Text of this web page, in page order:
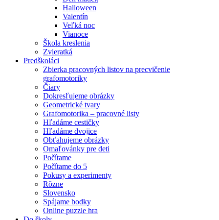
Halloween
Valentín
Veľká noc
Vianoce
Škola kreslenia
Zvieratká
Predškoláci
Zbierka pracovných listov na precvičenie
grafomotoriky
Čiary
Dokresľujeme obrázky
Geometrické tvary
Grafomotorika – pracovné listy
Hľadáme cestičky
Hľadáme dvojice
Obťahujeme obrázky
Omaľovánky pre deti
Počítame
Počítame do 5
Pokusy a experimenty
Rôzne
Slovensko
Spájame bodky
Online puzzle hra